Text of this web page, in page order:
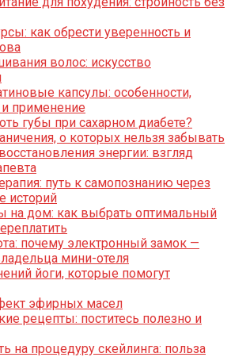
как обрести уверенность и
волос: искусство
капсулы: особенности,
применение
губы при сахарном диабете?
о которых нельзя забывать
энергии: взгляд
путь к самопознанию через
историй
на дом: как выбрать оптимальный
почему электронный замок —
мини-отеля
йоги, которые помогут
эфирных масел
рецепты: поститесь полезно и
на процедуру скейлинга: польза